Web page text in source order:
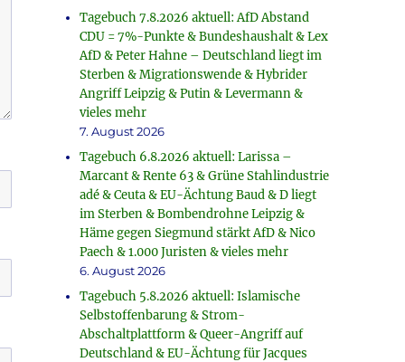
Tagebuch 7.8.2026 aktuell: AfD Abstand
CDU = 7%-Punkte & Bundeshaushalt & Lex
AfD & Peter Hahne – Deutschland liegt im
Sterben & Migrationswende & Hybrider
Angriff Leipzig & Putin & Levermann &
vieles mehr
7. August 2026
Tagebuch 6.8.2026 aktuell: Larissa –
Marcant & Rente 63 & Grüne Stahlindustrie
adé & Ceuta & EU-Ächtung Baud & D liegt
im Sterben & Bombendrohne Leipzig &
Häme gegen Siegmund stärkt AfD & Nico
Paech & 1.000 Juristen & vieles mehr
6. August 2026
Tagebuch 5.8.2026 aktuell: Islamische
Selbstoffenbarung & Strom-
Abschaltplattform & Queer-Angriff auf
Deutschland & EU-Ächtung für Jacques